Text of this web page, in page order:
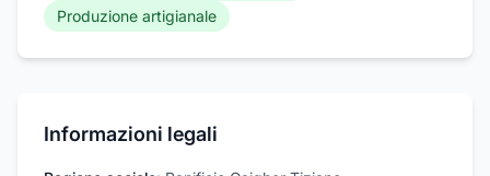
Produzione artigianale
Informazioni legali